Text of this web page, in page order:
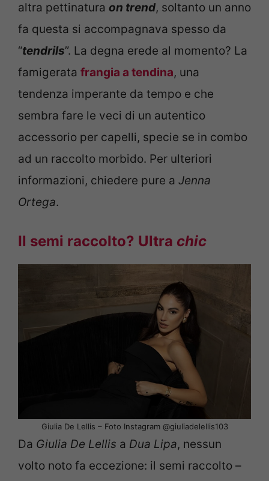
altra pettinatura on trend, soltanto un anno
fa questa si accompagnava spesso da
“tendrils”. La degna erede al momento? La
famigerata frangia a tendina, una
tendenza imperante da tempo e che
sembra fare le veci di un autentico
accessorio per capelli, specie se in combo
ad un raccolto morbido. Per ulteriori
informazioni, chiedere pure a Jenna
Ortega.
Il semi raccolto? Ultra chic
Giulia De Lellis – Foto Instagram @giuliadelellis103
Da Giulia De Lellis a Dua Lipa, nessun
volto noto fa eccezione: il semi raccolto –